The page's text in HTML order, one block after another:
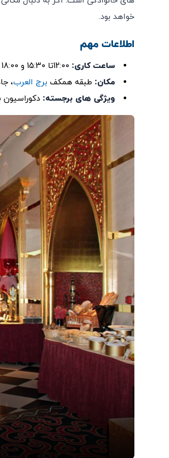
خواهد بود.
اطلاعات مهم
ساعت کاری: 12:00تا 15:30 و 18:00 تا 24:00
مکان: طبقه‌ همکف برج العرب،
ویژگی‌ های برجسته: دکوراسیون